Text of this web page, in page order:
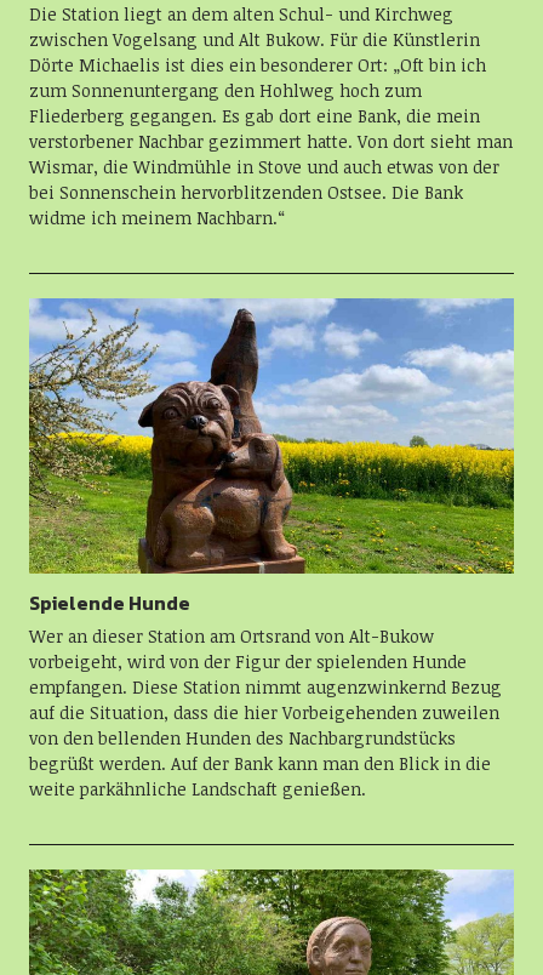
Die Station liegt an dem alten Schul- und Kirchweg
zwischen Vogelsang und Alt Bukow. Für die Künstlerin
Dörte Michaelis ist dies ein besonderer Ort: „Oft bin ich
zum Sonnenuntergang den Hohlweg hoch zum
Fliederberg gegangen. Es gab dort eine Bank, die mein
verstorbener Nachbar gezimmert hatte. Von dort sieht man
Wismar, die Windmühle in Stove und auch etwas von der
bei Sonnenschein hervorblitzenden Ostsee. Die Bank
widme ich meinem Nachbarn.“
Spielende Hunde
Wer an dieser Station am Ortsrand von Alt-Bukow
vorbeigeht, wird von der Figur der spielenden Hunde
empfangen. Diese Station nimmt augenzwinkernd Bezug
auf die Situation, dass die hier Vorbeigehenden zuweilen
von den bellenden Hunden des Nachbargrundstücks
begrüßt werden. Auf der Bank kann man den Blick in die
weite parkähnliche Landschaft genießen.